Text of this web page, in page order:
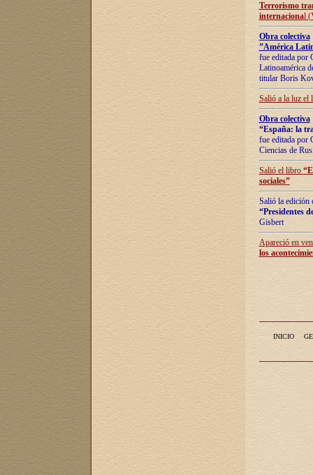
Terrorismo
internacional
Obra colectiva
”América
fue editada por
Latinoamérica
titular Boris
Salió a la luz el
Obra colectiva
“España: la
fue editada por
Ciencias de
Salió el libro “
sociales”
Salió la edición
“Presidentes
Gisbert
Apareció en
los
INICIO